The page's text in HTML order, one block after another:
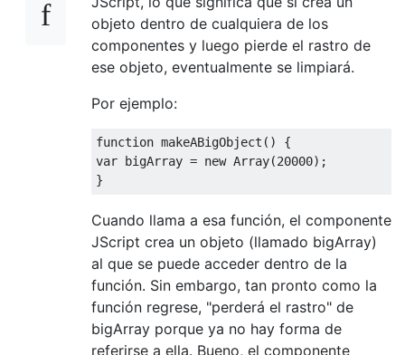
objeto dentro de cualquiera de los
componentes y luego pierde el rastro de
ese objeto, eventualmente se limpiará.
Por ejemplo:
function makeABigObject ()
{
var bigArray = new Array(20000);
}
Cuando llama a esa función, el componente
JScript crea un objeto (llamado bigArray)
al que se puede acceder dentro de la
función. Sin embargo, tan pronto como la
función regrese, "perderá el rastro" de
bigArray porque ya no hay forma de
referirse a ella. Bueno, el componente